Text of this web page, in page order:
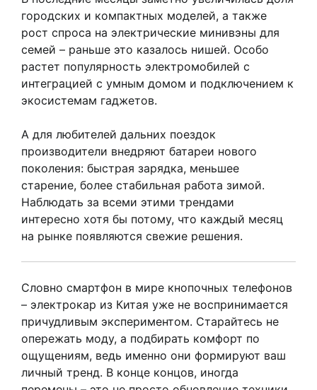
городских и компактных моделей, а также
рост спроса на электрические минивэны для
семей – раньше это казалось нишей. Особо
растет популярность электромобилей с
интеграцией с умным домом и подключением к
экосистемам гаджетов.
А для любителей дальних поездок
производители внедряют батареи нового
поколения: быстрая зарядка, меньшее
старение, более стабильная работа зимой.
Наблюдать за всеми этими трендами
интересно хотя бы потому, что каждый месяц
на рынке появляются свежие решения.
Словно смартфон в мире кнопочных телефонов
– электрокар из Китая уже не воспринимается
причудливым экспериментом. Старайтесь не
опережать моду, а подбирать комфорт по
ощущениям, ведь именно они формируют ваш
личный тренд. В конце концов, иногда